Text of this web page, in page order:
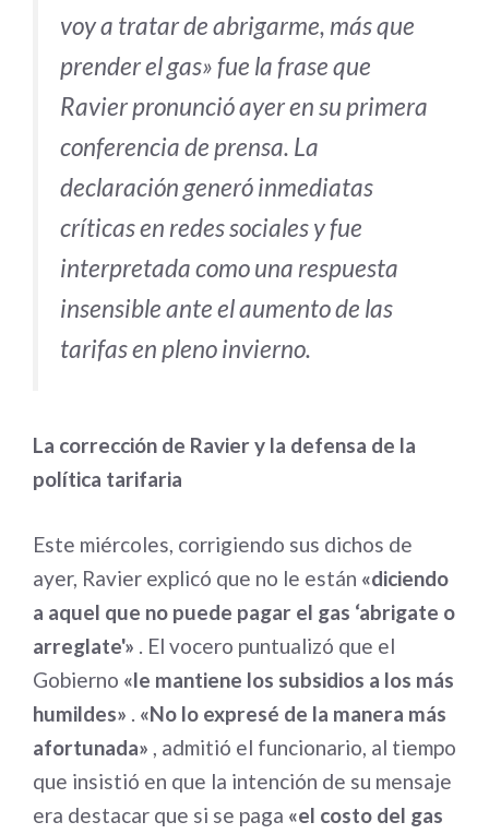
voy a tratar de abrigarme, más que
prender el gas» fue la frase que
Ravier pronunció ayer en su primera
conferencia de prensa. La
declaración generó inmediatas
críticas en redes sociales y fue
interpretada como una respuesta
insensible ante el aumento de las
tarifas en pleno invierno.
La corrección de Ravier y la defensa de la
política tarifaria
Este miércoles, corrigiendo sus dichos de
ayer, Ravier explicó que no le están «diciendo
a aquel que no puede pagar el gas ‘abrigate o
arreglate'» . El vocero puntualizó que el
Gobierno «le mantiene los subsidios a los más
humildes» . «No lo expresé de la manera más
afortunada» , admitió el funcionario, al tiempo
que insistió en que la intención de su mensaje
era destacar que si se paga «el costo del gas